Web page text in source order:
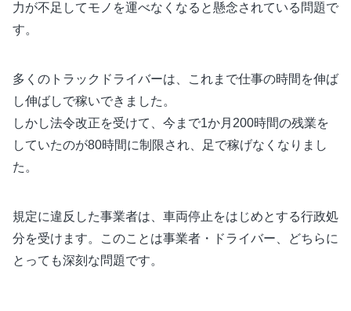
力が不足してモノを運べなくなると懸念されている問題で
す。
多くのトラックドライバーは、これまで仕事の時間を伸ば
し伸ばしで稼いできました。
しかし法令改正を受けて、今まで1か月200時間の残業を
していたのが80時間に制限され、足で稼げなくなりまし
た。
規定に違反した事業者は、車両停止をはじめとする行政処
分を受けます。このことは事業者・ドライバー、どちらに
とっても深刻な問題です。